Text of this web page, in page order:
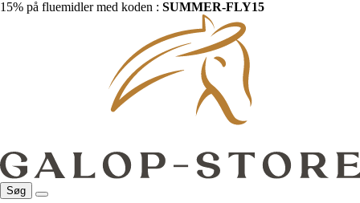
15% på fluemidler med koden : SUMMER-FLY15
Søg